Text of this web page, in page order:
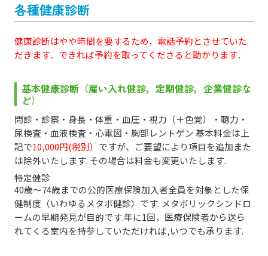
各種健康診断
健康診断はやや時間を要するため，電話予約とさせていた
だきます．できれば予約を取ってくださると助かります．
基本健康診断（雇い入れ健診，定期健診，企業健診な
ど）
問診・診察・身長・体重・血圧・視力（＋色覚）・聴力・
尿検査・血液検査・心電図・胸部レントゲン 基本料金は上
記で10,000円(税別） ですが、ご要望により項目を追加また
は除外いたします. その場合は料金も変更いたします.
特定健診
40歳～74歳までの公的医療保険加入者全員を対象とした保
健制度（いわゆるメタボ健診）です. メタボリックシンドロ
ームの早期発見が目的です.年に1回，医療保険者から送ら
れてくる案内を持参していただければ,いつでも承ります.